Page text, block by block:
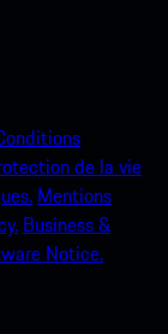
de la vie
Mentions
Business &
Notice.